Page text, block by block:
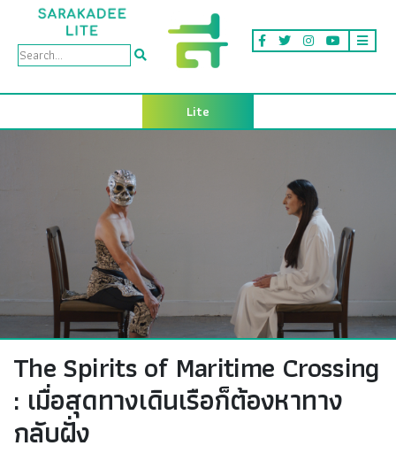
Lite
The Spirits of Maritime Crossing
: เมื่อสุดทางเดินเรือก็ต้องหาทาง
กลับฝั่ง